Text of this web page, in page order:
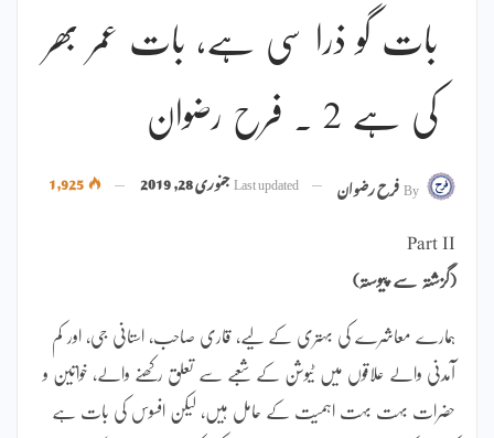
بات گو ذرا سی ہے، بات عمر بھر
کی ہے 2 ۔ فرح رضوان
Byفرح رضوان Last updatedجنوری 28, 2019
Part II
(گزشتہ سے پیوستہ)
ہمارے معاشرے کی بہتری کے لیے، قاری صاحب، استانی جی، اور کم
آمدنی والے علاقوں میں ٹیوشن کے شعبے سے تعلق رکھنے والے، خواتین و
حضرات بہت بہت اہمیت کے حامل ہیں، لیکن افسوس کی بات ہے